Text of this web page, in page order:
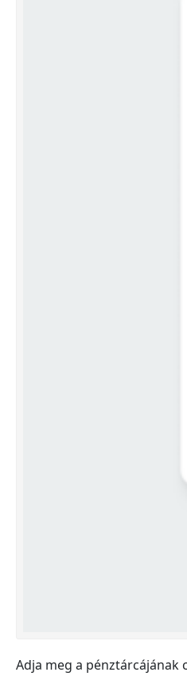
Adja meg a pénztárcájának